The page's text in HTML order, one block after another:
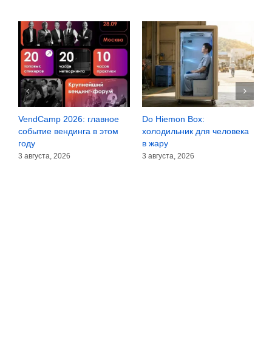
VendCamp 2026: главное
событие вендинга в этом
году
3 августа, 2026
Do Hiemon Box:
холодильник для человека
в жару
3 августа, 2026